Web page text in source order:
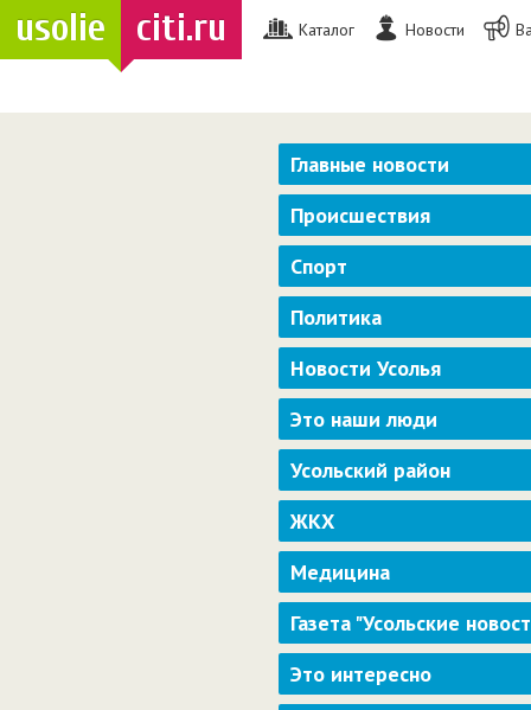
usolie citi.ru Каталог Новости
Главные новости
Происшествия
Спорт
Политика
Новости Усолья
Это наши люди
Усольский район
ЖКХ
Медицина
Газета "Усольские
Это интересно